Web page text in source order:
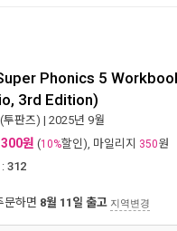
Phonics 5
3rd Edition)
투판즈) | 2025년 9월
원 (10%할인), 마일리지 350원
312
문하면 8월 11일 출고 지역변경